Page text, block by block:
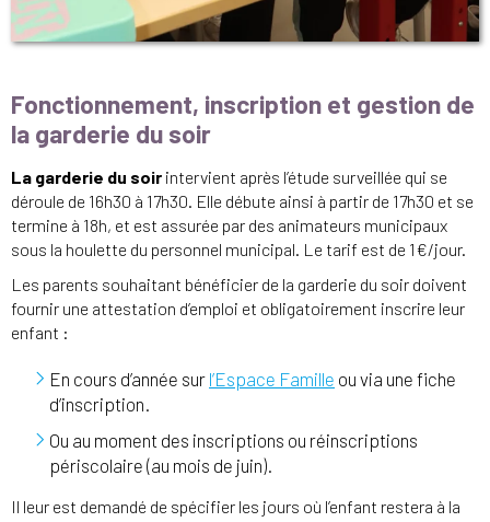
Fonctionnement, inscription et gestion de
la garderie du soir
La garderie du soir intervient après l’étude surveillée qui se
déroule de 16h30 à 17h30. Elle débute ainsi à partir de 17h30 et se
termine à 18h, et est assurée par des animateurs municipaux
sous la houlette du personnel municipal. Le tarif est de 1€/jour.
Les parents souhaitant bénéficier de la garderie du soir doivent
fournir une attestation d’emploi et obligatoirement inscrire leur
enfant :
En cours d’année sur l’Espace Famille ou via une fiche
d’inscription.
Ou au moment des inscriptions ou réinscriptions
périscolaire (au mois de juin).
Il leur est demandé de spécifier les jours où l’enfant restera à la